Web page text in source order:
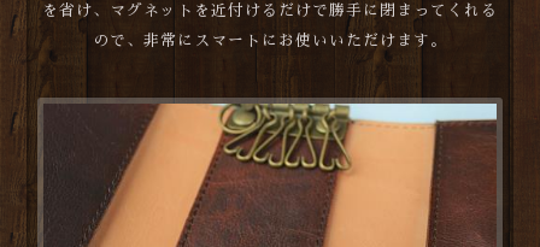
を省け、マグネットを近付けるだけで勝手に閉まってくれる
ので、非常にスマートにお使いいただけます。